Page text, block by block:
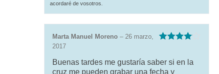
acordaré de vosotros.
Marta Manuel Moreno – 26 marzo,
2017
Buenas tardes me gustaría saber si en la
cruz me pueden grabar una fecha y